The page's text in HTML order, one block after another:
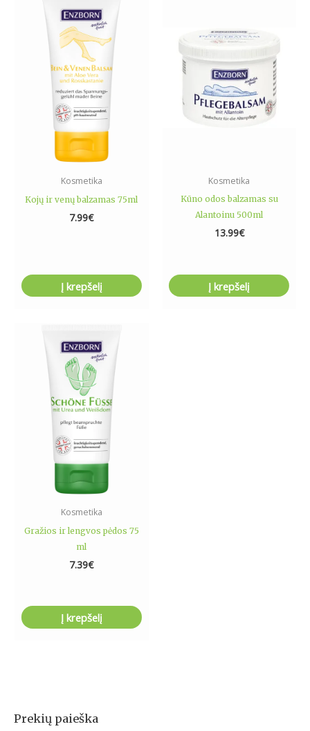
Prekių paieška
I
Kosmetika
Kojų ir venų balzamas 75ml
7.99€
Į krepšelį
Kosmetika
Kūno odos balzamas su
Alantoinu 500ml
13.99€
Į krepšelį
Kosmetika
Gražios ir lengvos pėdos 75
ml
7.39€
Į krepšelį